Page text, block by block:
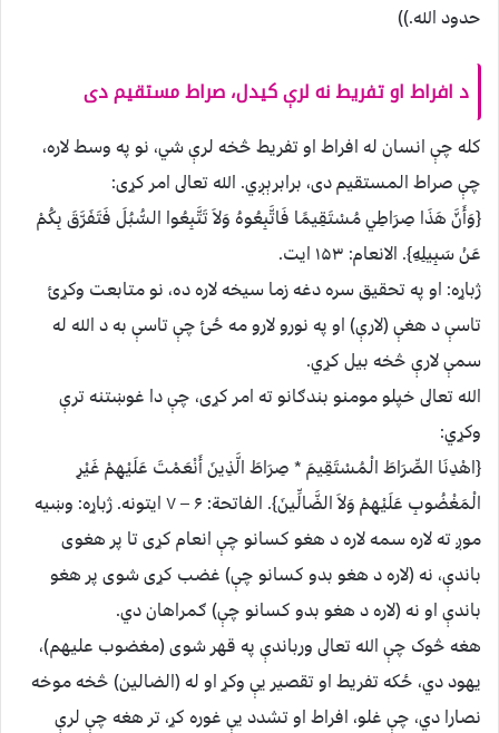
حدود الله.))
د افراط او تفريط نه لرې كيدل، صراط مستقيم دى
کله چې انسان له افراط او تفريط څخه لرې شي، نو په وسط لاره،
چې صراط المستقيم دى، برابرېږي. الله تعالى امر کړى:
{وَأَنَّ هَذَا صِرَاطِي مُسْتَقِيمًا فَاتَّبِعُوهُ وَلاَ تَتَّبِعُوا السُّبُلَ فَتَفَرَّقَ بِكُمْ
عَنْ سَبِيلِهِ}. الانعام: ۱۵۳ ايت.
ژباړه: او په تحقيق سره دغه زما سيخه لاره ده، نو متابعت وكړئ
تاسې د هغې (لارې) او په نورو لارو مه ځئ چې تاسې به د الله له
سمې لارې څخه بيل كړي.
الله تعالى خپلو مومنو بندګانو ته امر کړى، چې دا غوښتنه ترې
وکړي:
{اهْدِنَا الصِّرَاطَ الْمُسْتَقِيمَ * صِرَاطَ الَّذِينَ أَنْعَمْتَ عَلَيْهِمْ غَيْرِ
الْمَغْضُوبِ عَلَيْهِمْ وَلاَ الضَّالِّينَ}. الفاتحة: ۶ – ۷ ايتونه. ژباړه: وښيه
موږ ته لاره سمه لاره د هغو كسانو چې انعام كړى تا پر هغوى
باندې، نه (لاره د هغو بدو كسانو چې) غضب كړى شوى پر هغو
باندې او نه (لاره د هغو بدو كسانو چې) ګمراهان دي.
هغه څوک چې الله تعالى ورباندې په قهر شوى (مغضوب عليهم)،
يهود دي، ځکه تفريط او تقصير يې وکړ او له (الضالين) څخه موخه
نصارا دي، چې غلو، افراط او تشدد يې غوره کړ، تر هغه چې لرې